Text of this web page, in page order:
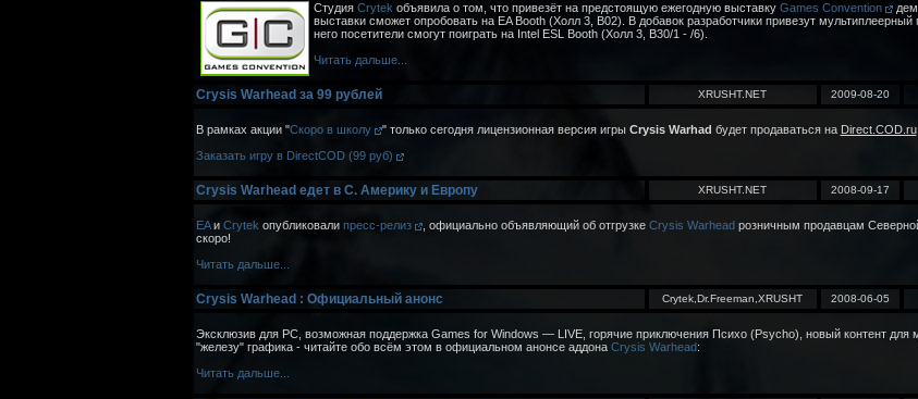
Студия Crytek объявила о том, что привезёт на предстоящую ежегодную выставку Games Convention
выставки сможет опробовать на EA Booth (Холл 3, B02). В добавок разработчики привезут мультиплеерный
него посетители смогут поиграть на Intel ESL Booth (Холл 3, B30/1 - /6).
Читать дальше...
Crysis Warhead за 99 рублей XRUSHT.NET 2009-08-20
В рамках акции "Скоро в школу " только сегодня лицензионная версия игры Crysis Warhad будет продаваться на Direct.COD.ru
Заказать игру в DirectCOD (99 руб)
Crysis Warhead едет в С. Америку и Европу XRUSHT.NET 2008-09-17
EAи Crytek опубликовали пресс-релиз , официально объявляющий об отгрузке Crysis Warheadрозничным продавцам
скоро!
Читать дальше...
Crysis Warhead : Официальный анонс Crytek,Dr.Freeman,XRUSHT 2008-06-05
Эксклюзив для PC, возможная поддержка Games for Windows — LIVE, горячие приключения Психо (Psycho), новый контент для
"железу" графика - читайте обо всём этом в официальном анонсе аддона Crysis Warhead:
Читать дальше...